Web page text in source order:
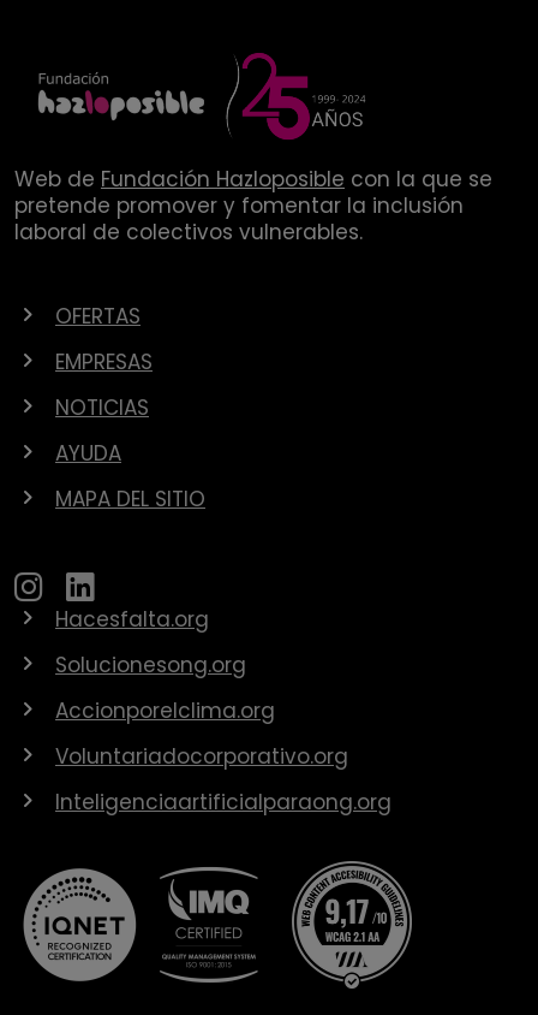
Web de Fundación Hazloposible con la que se
pretende promover y fomentar la inclusión
laboral de colectivos vulnerables.
OFERTAS
EMPRESAS
NOTICIAS
AYUDA
MAPA DEL SITIO
Hacesfalta.org
Solucionesong.org
Accionporelclima.org
Voluntariadocorporativo.org
Inteligenciaartificialparaong.org